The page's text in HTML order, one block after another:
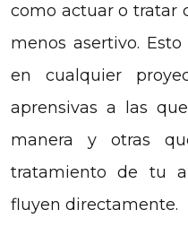
como actuar o tratar
menos asertivo.
en cualquier
aprensivas a las
manera y otras
tratamiento de tu
fluyen directamente.